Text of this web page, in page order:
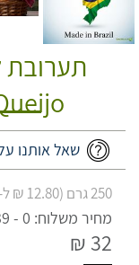
שאל אותנו
250 גרם (12.80 ₪ ל-100 גרם)
מחיר משלוח: 0 - 39 ₪
32 ₪